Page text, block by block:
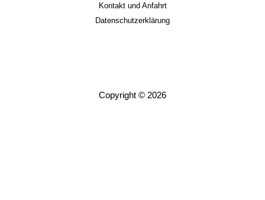
Kontakt und Anfahrt
Datenschutzerklärung
Copyright © 2026